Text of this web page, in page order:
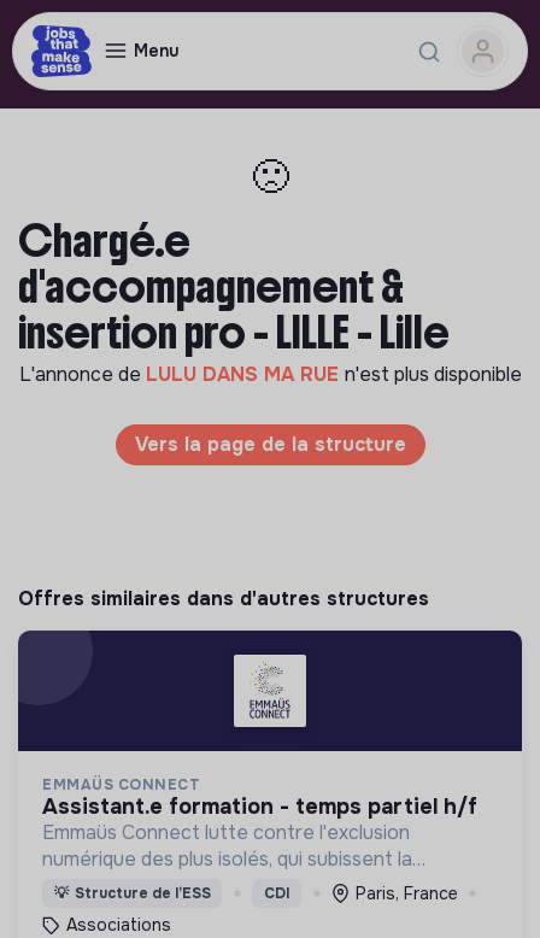
Menu
🙁
Chargé.e
d'accompagnement &
insertion pro - LILLE - Lille
L'annonce de LULU DANS MA RUE n'est plus disponible
Vers la page de la structure
Offres similaires dans d'autres structures
EMMAÜS CONNECT
assistant.e formation - temps partiel h/f
Emmaüs Connect lutte contre l'exclusion
numérique des plus isolés, qui subissent la
dématérialisation de la plupart des services du
quotidien.
💡 Structure de l’ESS CDI
Paris, France
Associations